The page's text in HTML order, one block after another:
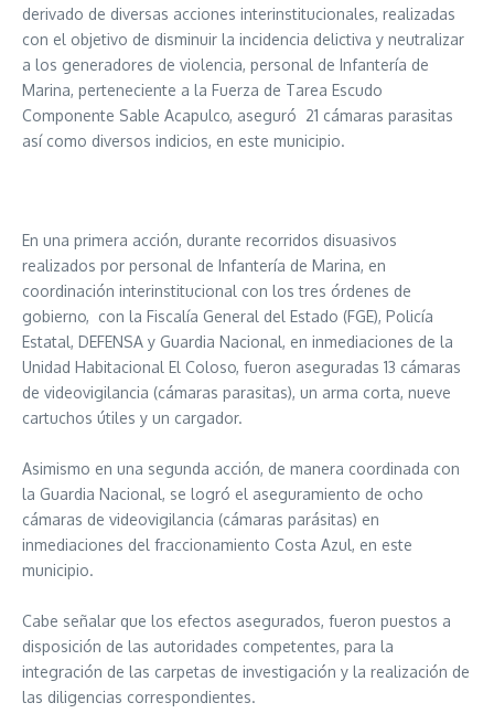
derivado de diversas acciones interinstitucionales, realizadas
con el objetivo de disminuir la incidencia delictiva y neutralizar
a los generadores de violencia, personal de Infantería de
Marina, perteneciente a la Fuerza de Tarea Escudo
Componente Sable Acapulco, aseguró 21 cámaras parasitas
así como diversos indicios, en este municipio.
En una primera acción, durante recorridos disuasivos
realizados por personal de Infantería de Marina, en
coordinación interinstitucional con los tres órdenes de
gobierno, con la Fiscalía General del Estado (FGE), Policía
Estatal, DEFENSA y Guardia Nacional, en inmediaciones de la
Unidad Habitacional El Coloso, fueron aseguradas 13 cámaras
de videovigilancia (cámaras parasitas), un arma corta, nueve
cartuchos útiles y un cargador.
Asimismo en una segunda acción, de manera coordinada con
la Guardia Nacional, se logró el aseguramiento de ocho
cámaras de videovigilancia (cámaras parásitas) en
inmediaciones del fraccionamiento Costa Azul, en este
municipio.
Cabe señalar que los efectos asegurados, fueron puestos a
disposición de las autoridades competentes, para la
integración de las carpetas de investigación y la realización de
las diligencias correspondientes.